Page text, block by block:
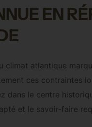
EN
climat atlantique
ces contraintes
dans le centre
et le savoir-faire